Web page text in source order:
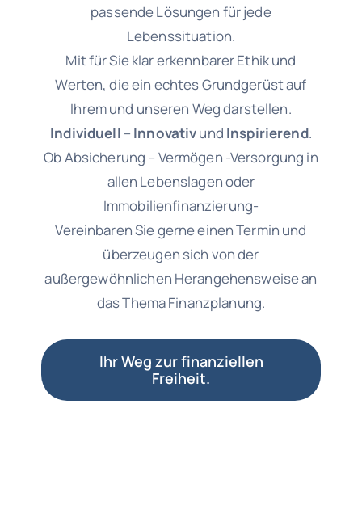
passende Lösungen für jede
Lebenssituation.
Mit für Sie klar erkennbarer Ethik und
Werten, die ein echtes Grundgerüst auf
Ihrem und unseren Weg darstellen.
Individuell – Innovativund Inspirierend.
Ob Absicherung – Vermögen -Versorgung in
allen Lebenslagen oder
Immobilienfinanzierung-
Vereinbaren Sie gerne einen Termin und
überzeugen sich von der
außergewöhnlichen Herangehensweise an
das Thema Finanzplanung.
Ihr Weg zur finanziellen
Freiheit.